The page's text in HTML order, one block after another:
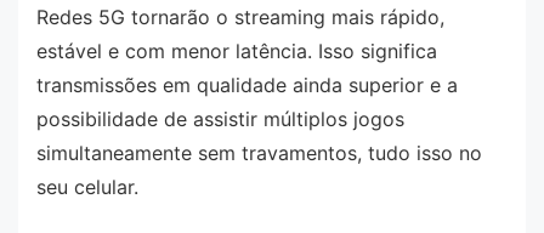
Redes 5G tornarão o streaming mais rápido,
estável e com menor latência. Isso significa
transmissões em qualidade ainda superior e a
possibilidade de assistir múltiplos jogos
simultaneamente sem travamentos, tudo isso no
seu celular.